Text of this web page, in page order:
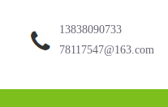
13838090733
78117547@163.com